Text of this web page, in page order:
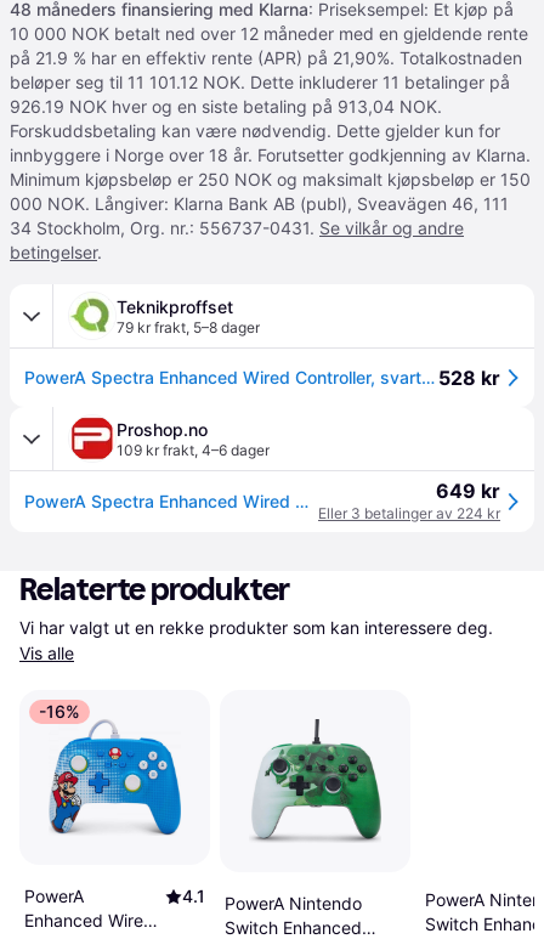
48 måneders finansiering med Klarna: Priseksempel: Et kjøp på
10 000 NOK betalt ned over 12 måneder med en gjeldende rente
på 21.9 % har en effektiv rente (APR) på 21,90%. Totalkostnaden
beløper seg til 11 101.12 NOK. Dette inkluderer 11 betalinger på
926.19 NOK hver og en siste betaling på 913,04 NOK.
Forskuddsbetaling kan være nødvendig. Dette gjelder kun for
innbyggere i Norge over 18 år. Forutsetter godkjenning av Klarna.
Minimum kjøpsbeløp er 250 NOK og maksimalt kjøpsbeløp er 150
000 NOK. Långiver: Klarna Bank AB (publ), Sveavägen 46, 111
34 Stockholm, Org. nr.: 556737-0431. Se vilkår og andre
betingelser.
Teknikproffset
79 kr frakt, 5–8 dager
PowerA Spectra Enhanced Wired Controller, svart, Switch 528 kr
Proshop.no
109 kr frakt, 4–6 dager
PowerA Spectra Enhanced Wired Controller for Nintendo Switch - Wired Controller - Nintendo Switch 649 kr
Eller 3 betalinger av 224 kr
Relaterte produkter
Vis alle
-16%
PowerA
Enhanced Wired
4.1
PowerA Nintendo
Switch Enhanced
PowerA
Switch